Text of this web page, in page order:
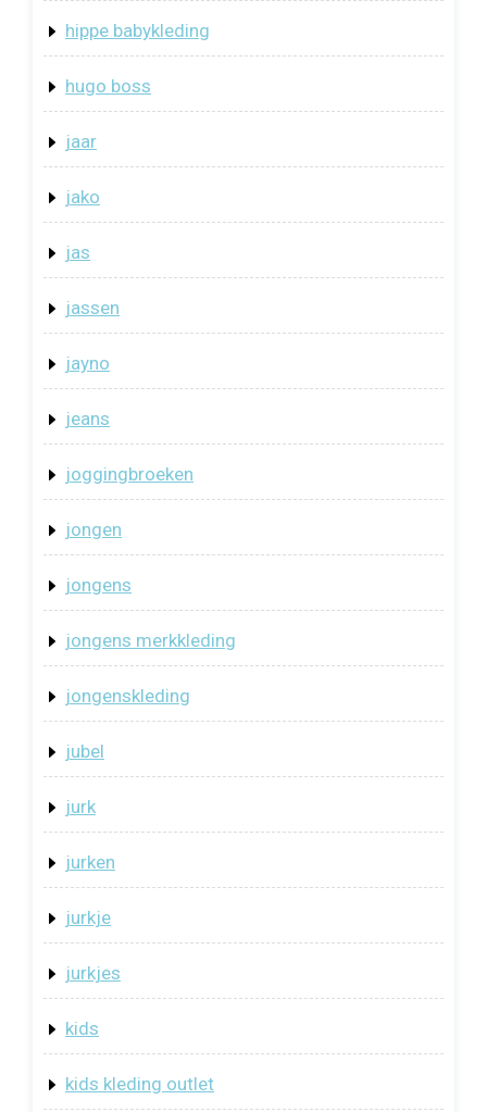
hippe babykleding
hugo boss
jaar
jako
jas
jassen
jayno
jeans
joggingbroeken
jongen
jongens
jongens merkkleding
jongenskleding
jubel
jurk
jurken
jurkje
jurkjes
kids
kids kleding outlet